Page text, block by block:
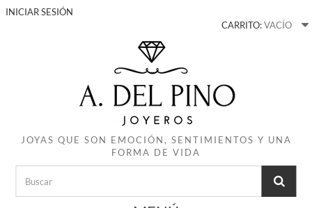
INICIAR SESIÓN
JOYAS QUE SON EMOCIÓN, SENTIMIENTOS Y UNA
FORMA DE VIDA
CARRITO:VACÍO